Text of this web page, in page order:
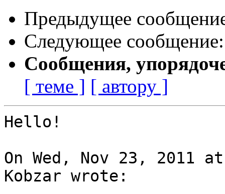
Предыдущее
Следующее
Сообщения,
[ теме ] [ автору ]
Hello!
On Wed, Nov 23, 2011
Kobzar wrote: